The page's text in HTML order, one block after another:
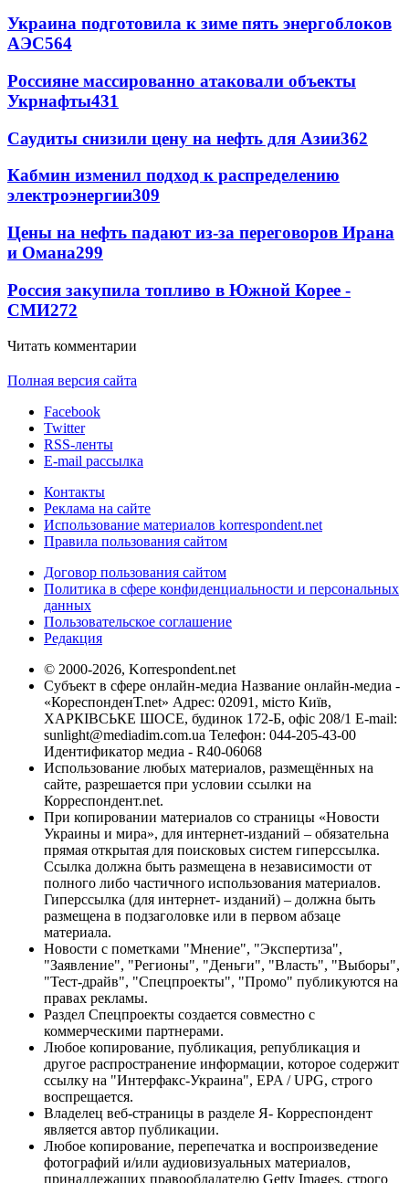
Украина подготовила к зиме пять энергоблоков
АЭС564
Россияне массированно атаковали объекты
Укрнафты431
Саудиты снизили цену на нефть для Азии362
Кабмин изменил подход к распределению
электроэнергии309
Цены на нефть падают из-за переговоров Ирана
и Омана299
Россия закупила топливо в Южной Корее -
СМИ272
Читать комментарии
Полная версия сайта
Facebook
Twitter
RSS-ленты
E-mail рассылка
Контакты
Реклама на сайте
Использование материалов korrespondent.net
Правила пользования сайтом
Договор пользования сайтом
Политика в сфере конфиденциальности и персональных
данных
Пользовательское соглашение
Редакция
© 2000-2026, Korrespondent.net
Субъект в сфере онлайн-медиа Название онлайн-медиа -
«КореспонденТ.net» Адрес: 02091, місто Київ,
ХАРКІВСЬКЕ ШОСЕ, будинок 172-Б, офіс 208/1 E-mail:
sunlight@mediadim.com.ua Телефон: 044-205-43-00
Идентификатор медиа - R40-06068
Использование любых материалов, размещённых на
сайте, разрешается при условии ссылки на
Корреспондент.net.
При копировании материалов со страницы «Новости
Украины и мира», для интернет-изданий – обязательна
прямая открытая для поисковых систем гиперссылка.
Ссылка должна быть размещена в независимости от
полного либо частичного использования материалов.
Гиперссылка (для интернет- изданий) – должна быть
размещена в подзаголовке или в первом абзаце
материала.
Новости с пометками "Мнение", "Экспертиза",
"Заявление", "Регионы", "Деньги", "Власть", "Выборы",
"Тест-драйв", "Спецпроекты", "Промо" публикуются на
правах рекламы.
Раздел Спецпроекты создается совместно с
коммерческими партнерами.
Любое копирование, публикация, републикация и
другое распространение информации, которое содержит
ссылку на "Интерфакс-Украина", EPA / UPG, строго
воспрещается.
Владелец веб-страницы в разделе Я- Корреспондент
является автор публикации.
Любое копирование, перепечатка и воспроизведение
фотографий и/или аудиовизуальных материалов,
принадлежащих правообладателю Getty Images, строго